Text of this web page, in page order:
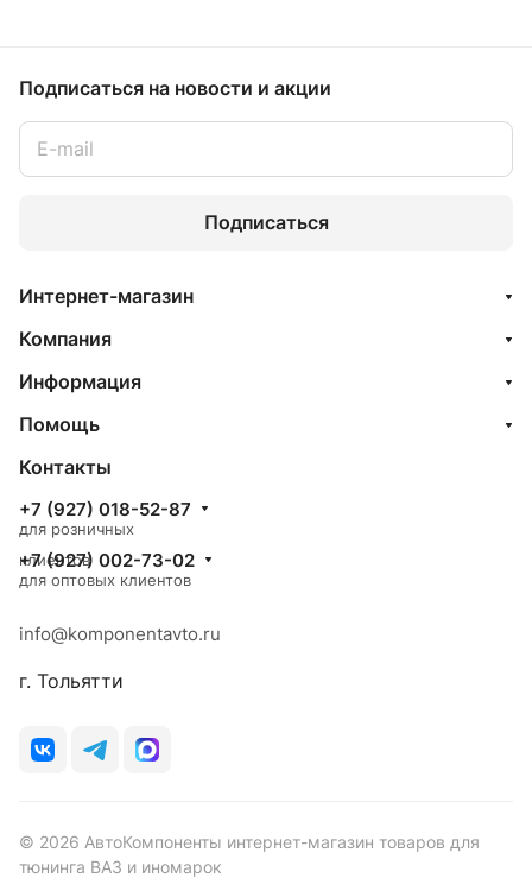
Подписаться на новости и акции
Подписаться
Интернет-магазин
Компания
Информация
Помощь
Контакты
+7 (927) 018-52-87
для розничных
клиентов
+7 (927) 002-73-02
для оптовых клиентов
info@komponentavto.ru
г. Тольятти
© 2026 АвтоКомпоненты интернет-магазин товаров для
тюнинга ВАЗ и иномарок